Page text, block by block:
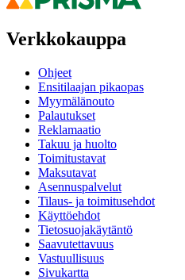
Verkkokauppa
Ohjeet
Ensitilaajan pikaopas
Myymälänouto
Palautukset
Reklamaatio
Takuu ja huolto
Toimitustavat
Maksutavat
Asennuspalvelut
Tilaus- ja toimitusehdot
Käyttöehdot
Tietosuojakäytäntö
Saavutettavuus
Vastuullisuus
Sivukartta